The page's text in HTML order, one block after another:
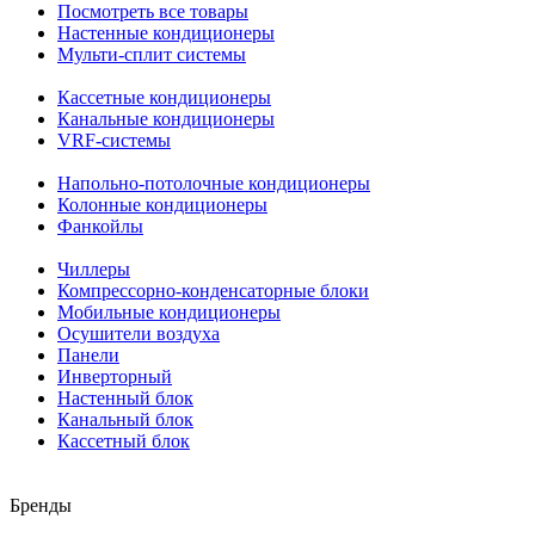
Посмотреть все товары
Настенные кондиционеры
Мульти-сплит системы
Кассетные кондиционеры
Канальные кондиционеры
VRF-системы
Напольно-потолочные кондиционеры
Колонные кондиционеры
Фанкойлы
Чиллеры
Компрессорно-конденсаторные блоки
Мобильные кондиционеры
Осушители воздуха
Панели
Инверторный
Настенный блок
Канальный блок
Кассетный блок
Бренды